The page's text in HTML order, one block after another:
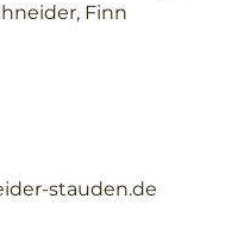
Finn
stauden.de